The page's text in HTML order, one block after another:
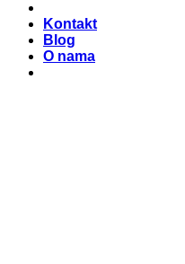
Kontakt
Blog
O nama